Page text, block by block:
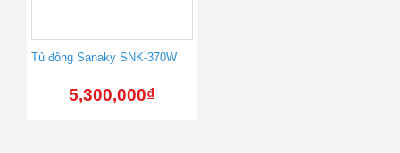
Tủ đông Sanaky SNK-370W
5,300,000₫